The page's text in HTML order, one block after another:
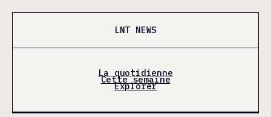
LNT NEWS
La quotidienne
Cette semaine
Explorer